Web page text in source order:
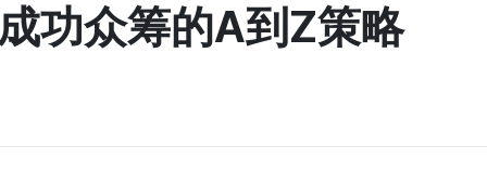
功众筹的A到Z策略